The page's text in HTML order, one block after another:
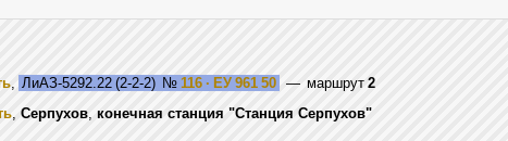
, ЛиАЗ-5292.22 (2-2-2) № 116 · ЕУ 961 50 — маршрут 2
, Серпухов, конечная станция "Станция Серпухов"